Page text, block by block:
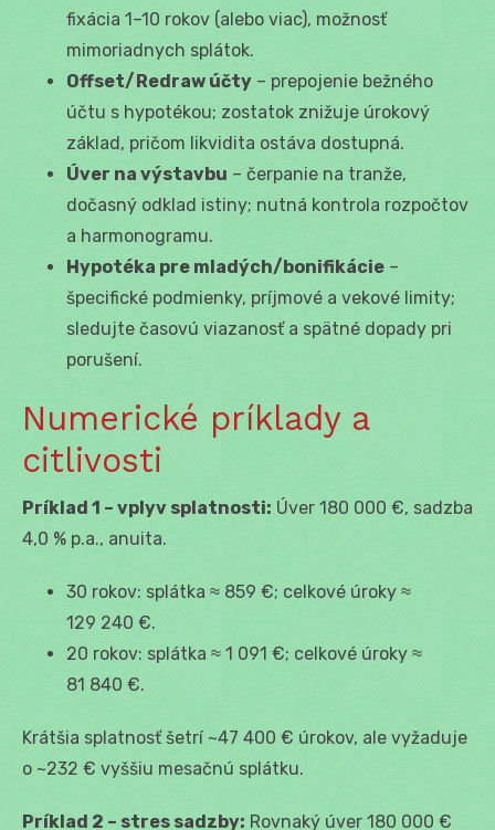
fixácia 1–10 rokov (alebo viac), možnosť
mimoriadnych splátok.
Offset/Redraw účty – prepojenie bežného
účtu s hypotékou; zostatok znižuje úrokový
základ, pričom likvidita ostáva dostupná.
Úver na výstavbu – čerpanie na tranže,
dočasný odklad istiny; nutná kontrola rozpočtov
a harmonogramu.
Hypotéka pre mladých/bonifikácie –
špecifické podmienky, príjmové a vekové limity;
sledujte časovú viazanosť a spätné dopady pri
porušení.
Numerické príklady a
citlivosti
Príklad 1 – vplyv splatnosti: Úver 180 000 €, sadzba
4,0 % p.a., anuita.
30 rokov: splátka ≈ 859 €; celkové úroky ≈
129 240 €.
20 rokov: splátka ≈ 1 091 €; celkové úroky ≈
81 840 €.
Krátšia splatnosť šetrí ~47 400 € úrokov, ale vyžaduje
o ~232 € vyššiu mesačnú splátku.
Príklad 2 – stres sadzby: Rovnaký úver 180 000 €